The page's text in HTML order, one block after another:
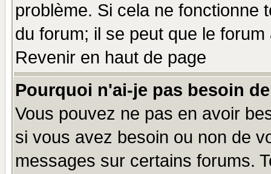
problème. Si cela ne fonctionne
du forum; il se peut que le
Revenir en haut de page
Pourquoi n'ai-je pas besoin
Vous pouvez ne pas en avoir
si vous avez besoin ou non de
messages sur certains forums.